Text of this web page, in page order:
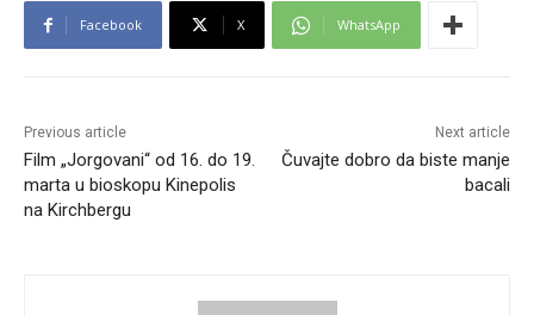
Facebook X WhatsApp
Previous article
Film „Jorgovani“ od 16. do 19.
marta u bioskopu Kinepolis
na Kirchbergu
Next article
Čuvajte dobro da biste manje
bacali